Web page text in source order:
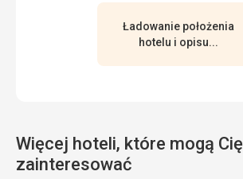
Ładowanie położenia
hotelu i opisu...
Więcej hoteli, które mogą Cię
zainteresować